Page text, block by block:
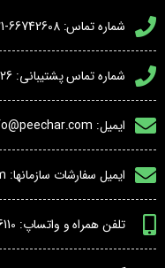
شماره تماس: 66742608-021
شماره تماس پشتیبانی: 66750326-021
ایمیل: info@peechar.com
ایمیل سفارشات سازمانها: B2B@peechar.com
تلفن همراه و واتساپ: 09052366110